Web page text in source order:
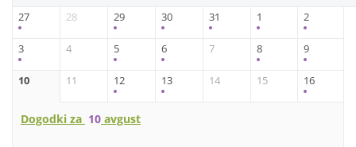
27 28 29 30 31 1 2
3 4 5 6 7 8 9
10 11 12 13 14 15 16
Dogodki za 10 avgust